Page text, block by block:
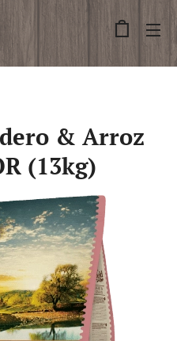
& Arroz
(13kg)